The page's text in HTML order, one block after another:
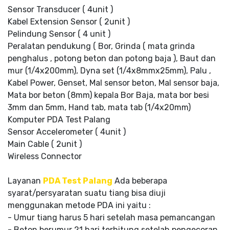
Sensor Transducer ( 4unit )
Kabel Extension Sensor ( 2unit )
Pelindung Sensor ( 4 unit )
Peralatan pendukung ( Bor, Grinda ( mata grinda
penghalus , potong beton dan potong baja ), Baut dan
mur (1/4x200mm), Dyna set (1/4x8mmx25mm), Palu ,
Kabel Power, Genset, Mal sensor beton, Mal sensor baja,
Mata bor beton (8mm) kepala Bor Baja, mata bor besi
3mm dan 5mm, Hand tab, mata tab (1/4x20mm)
Komputer PDA Test Palang
Sensor Accelerometer ( 4unit )
Main Cable ( 2unit )
Wireless Connector
Layanan PDA Test Palang Ada beberapa
syarat/persyaratan suatu tiang bisa diuji
menggunakan metode PDA ini yaitu :
- Umur tiang harus 5 hari setelah masa pemancangan